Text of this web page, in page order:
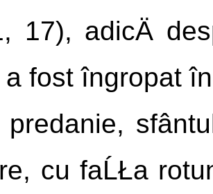
17), adicÄ
fost îngropat în
predanie,
cu faĹŁa